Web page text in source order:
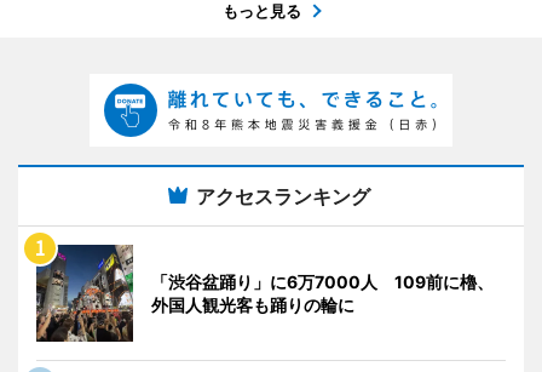
もっと見る
アクセスランキング
「渋谷盆踊り」に6万7000人 109前に櫓、
外国人観光客も踊りの輪に